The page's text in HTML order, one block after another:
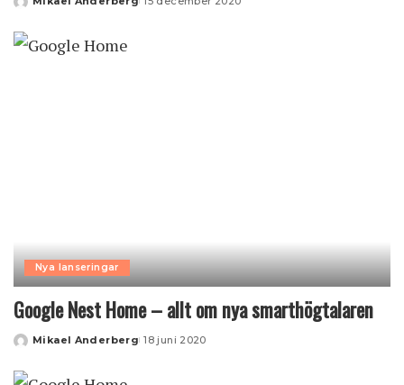
Posted
Nya lanseringar
Google Nest Home – allt om nya smarthögtalaren
Posted
Mikael Anderberg 18 juni 2020